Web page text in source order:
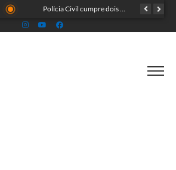
Polícia Civil cumpre dois mandados de prisão contra casal condenado por tráfico de drogas